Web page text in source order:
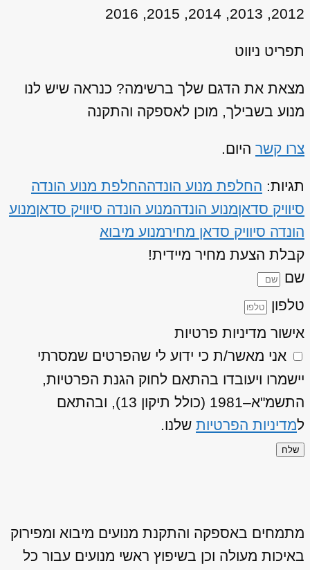
2012, 2013, 2014, 2015, 2016
תפריט ניווט
מצאת את הדגם שלך ברשימה? כנראה שיש לנו
מנוע בשבילך, מוכן לאספקה והתקנה
צרו קשר היום.
תגיות: החלפת מנוע הונדההחלפת מנוע הונדה
סיוויק סדאןמנוע הונדהמנוע הונדה סיוויק סדאןמנוע
הונדה סיוויק סדאן מחירמנוע מיבוא
קבלת הצעת מחיר מיידית!
שם
טלפון
אישור מדיניות פרטיות
אני מאשר/ת כי ידוע לי שהפרטים שמסרתי
יישמרו ויעובדו בהתאם לחוק הגנת הפרטיות,
התשמ"א–1981 (כולל תיקון 13), ובהתאם
למדיניות הפרטיות שלנו.
שלח
מתמחים באספקה והתקנת מנועים מיבוא ומפירוק
באיכות מעולה וכן בשיפוץ ראשי מנועים עבור כל